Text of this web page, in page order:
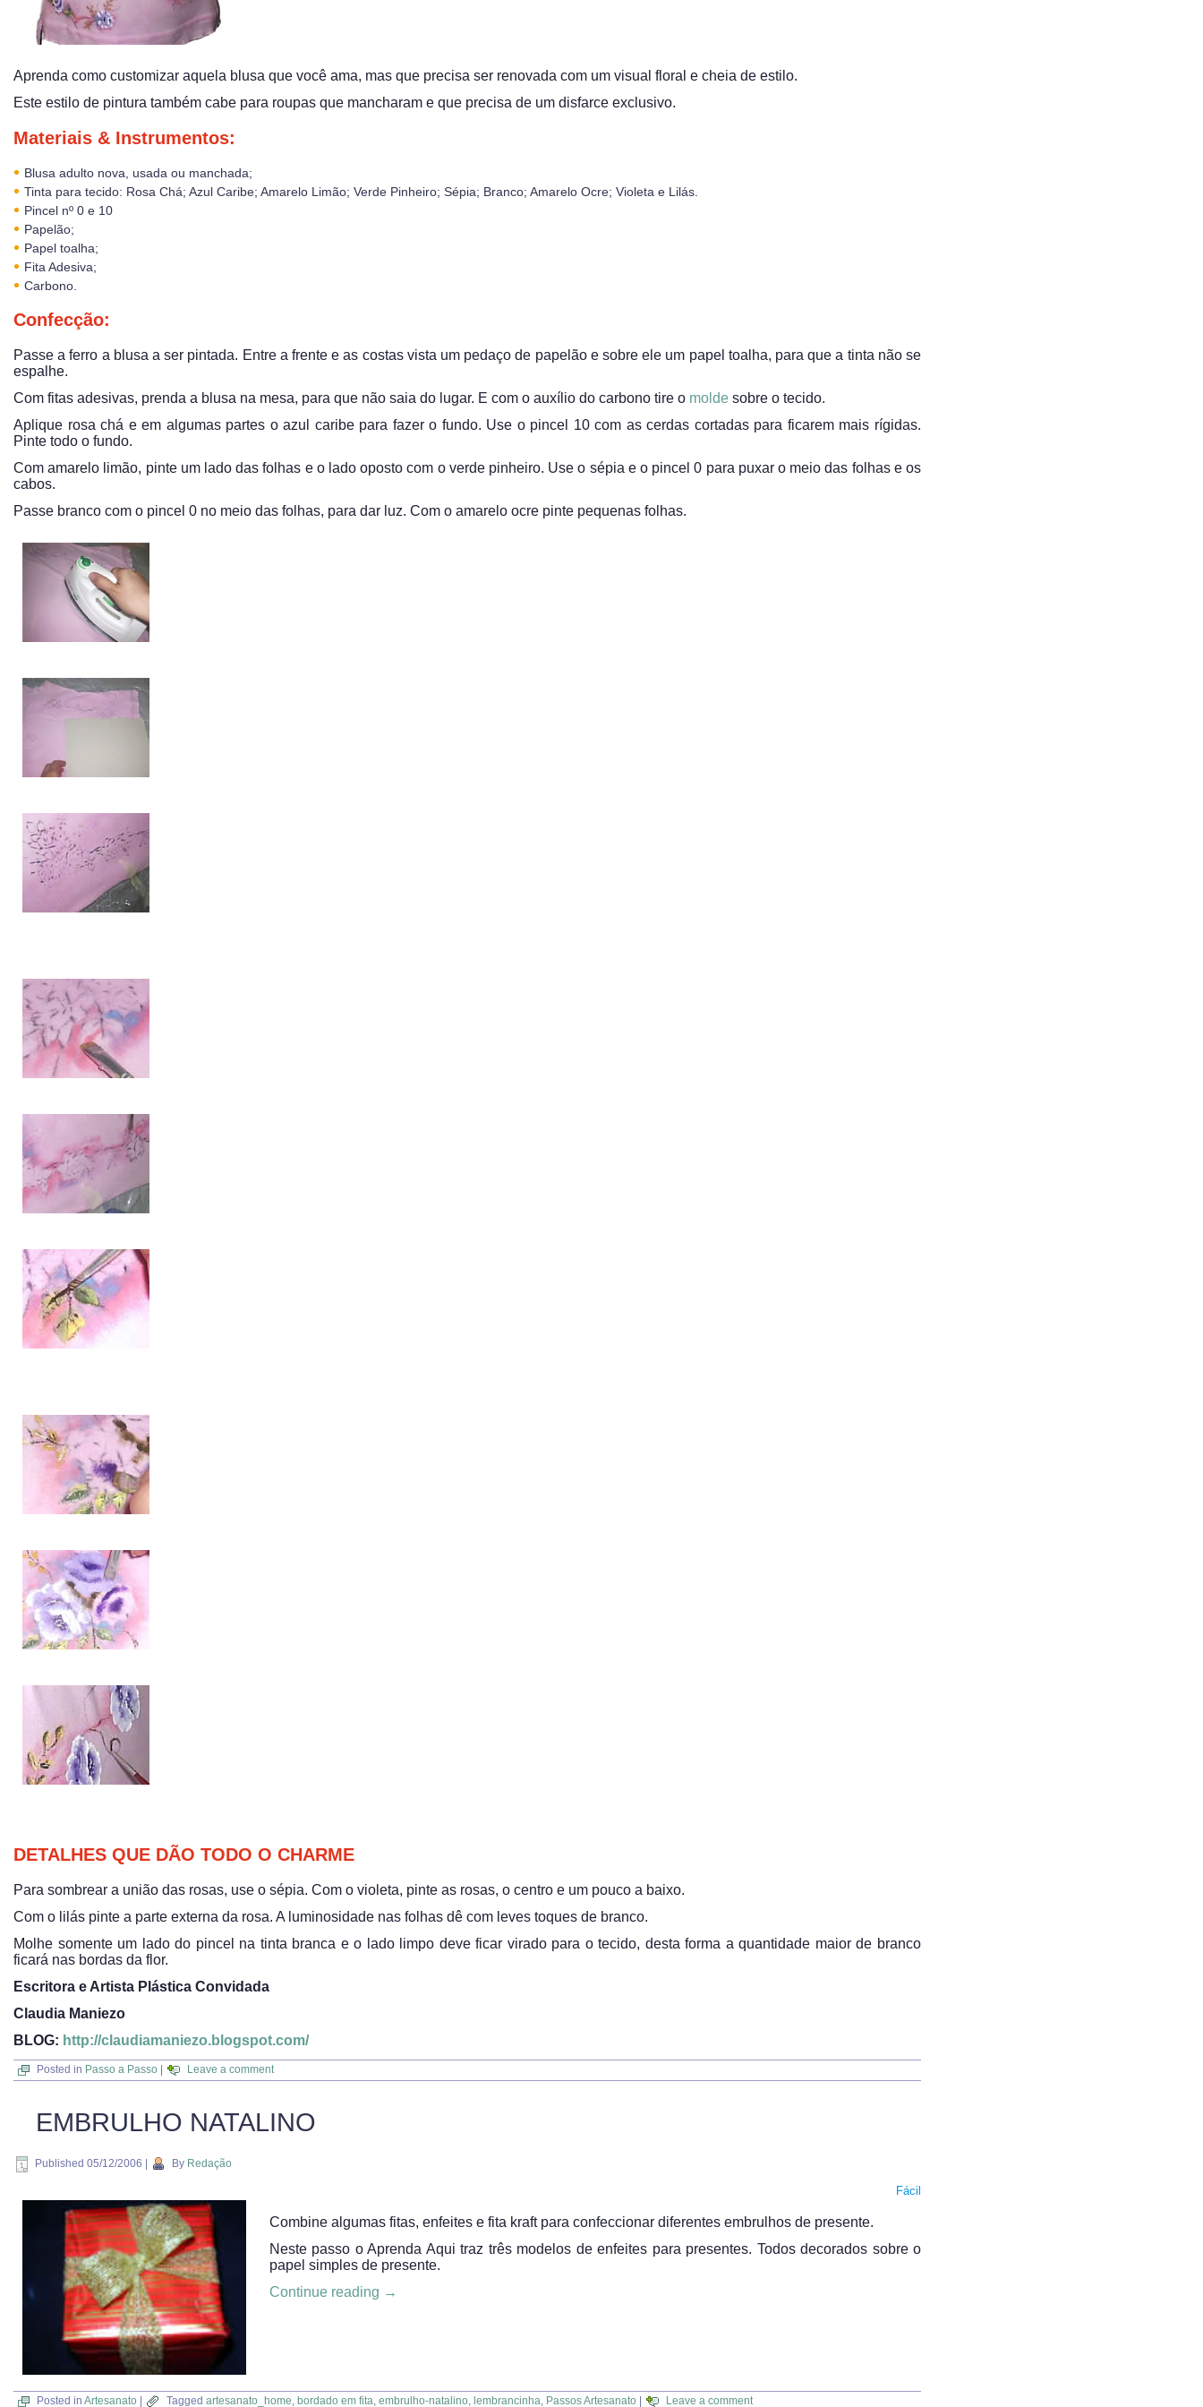
Aprenda como customizar aquela blusa que você ama, mas que precisa ser renovada com um visual floral e cheia de estilo.
Este estilo de pintura também cabe para roupas que mancharam e que precisa de um disfarce exclusivo.
Materiais & Instrumentos:
Blusa adulto nova, usada ou manchada;
Tinta para tecido: Rosa Chá; Azul Caribe; Amarelo Limão; Verde Pinheiro; Sépia; Branco; Amarelo Ocre; Violeta e Lilás.
Pincel nº 0 e 10
Papelão;
Papel toalha;
Fita Adesiva;
Carbono.
Confecção:
Passe a ferro a blusa a ser pintada. Entre a frente e as costas vista um pedaço de papelão e sobre ele um papel toalha, para que a tinta não se
espalhe.
Com fitas adesivas, prenda a blusa na mesa, para que não saia do lugar. E com o auxílio do carbono tire o molde sobre o tecido.
Aplique rosa chá e em algumas partes o azul caribe para fazer o fundo. Use o pincel 10 com as cerdas cortadas para ficarem mais rígidas.
Pinte todo o fundo.
Com amarelo limão, pinte um lado das folhas e o lado oposto com o verde pinheiro. Use o sépia e o pincel 0 para puxar o meio das folhas e os
cabos.
Passe branco com o pincel 0 no meio das folhas, para dar luz. Com o amarelo ocre pinte pequenas folhas.
DETALHES QUE DÃO TODO O CHARME
Para sombrear a união das rosas, use o sépia. Com o violeta, pinte as rosas, o centro e um pouco a baixo.
Com o lilás pinte a parte externa da rosa. A luminosidade nas folhas dê com leves toques de branco.
Molhe somente um lado do pincel na tinta branca e o lado limpo deve ficar virado para o tecido, desta forma a quantidade maior de branco
ficará nas bordas da flor.
Escritora e Artista Plástica Convidada
Claudia Maniezo
BLOG: http://claudiamaniezo.blogspot.com/
Posted in Passo a Passo Leave a comment
EMBRULHO NATALINO
Published 05/12/2006 By Redação
Fácil
Combine algumas fitas, enfeites e fita kraft para confeccionar diferentes embrulhos de presente.
Neste passo o Aprenda Aqui traz três modelos de enfeites para presentes. Todos decorados sobre o
papel simples de presente.
Continue reading →
Posted in Artesanato Tagged artesanato_home, bordado em fita, embrulho-natalino, lembrancinha, Passos Artesanato Leave a comment